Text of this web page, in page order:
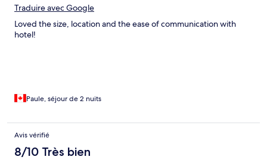
Traduire avec Google
Loved the size, location and the ease of communication with
hotel!
Paule, séjour de 2 nuits
Avis vérifié
8/10 Très bien